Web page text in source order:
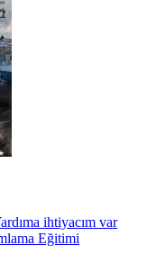
ihtiyacım var
Eğitimi